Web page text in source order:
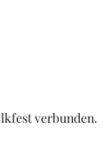
verbunden.